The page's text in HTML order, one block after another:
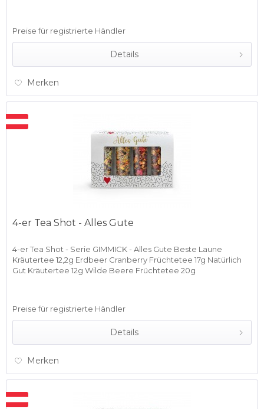
Preise für registrierte Händler
Details
Merken
4-er Tea Shot - Alles Gute
4-er Tea Shot - Serie GIMMICK - Alles Gute Beste Laune
Kräutertee 12,2g Erdbeer Cranberry Früchtetee 17g Natürlich
Gut Kräutertee 12g Wilde Beere Früchtetee 20g
Preise für registrierte Händler
Details
Merken